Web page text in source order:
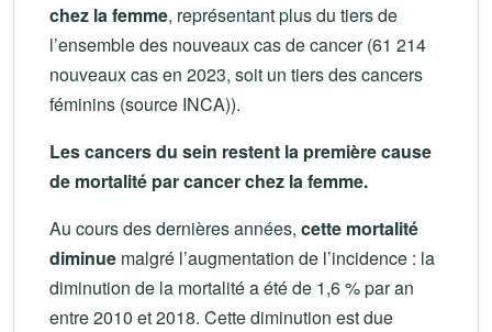
chez la femme, représentant plus du tiers de
l’ensemble des nouveaux cas de cancer (61 214
nouveaux cas en 2023, soit un tiers des cancers
féminins (source INCA)).
Les cancers du sein restent la première cause
de mortalité par cancer chez la femme.
Au cours des dernières années, cette mortalité
diminue malgré l’augmentation de l’incidence : la
diminution de la mortalité a été de 1,6 % par an
entre 2010 et 2018. Cette diminution est due